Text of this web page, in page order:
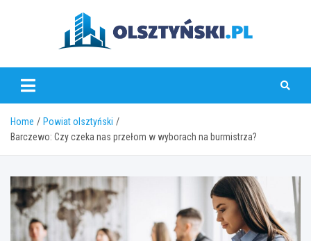
olsztynski.pl
Home
Powiat olsztyński
Barczewo: Czy czeka nas przełom w wyborach na burmistrza?